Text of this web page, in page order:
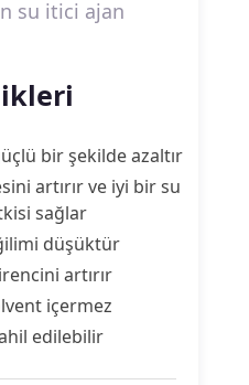
su itici ajan
bir şekilde azaltır
artırır ve iyi bir su
sağlar
düşüktür
artırır
içermez
edilebilir